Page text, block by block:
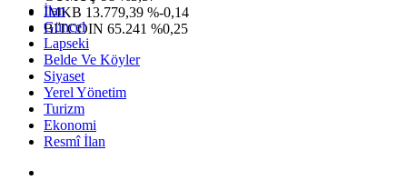
IMKB 13.779,39 %-0,14
BITCOIN 65.241 %0,25
İlan
Güncel
Lapseki
Belde Ve Köyler
Siyaset
Yerel Yönetim
Turizm
Ekonomi
Resmî İlan